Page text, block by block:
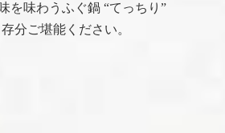
を味わうふぐ鍋 “てっちり”
分ご堪能ください。